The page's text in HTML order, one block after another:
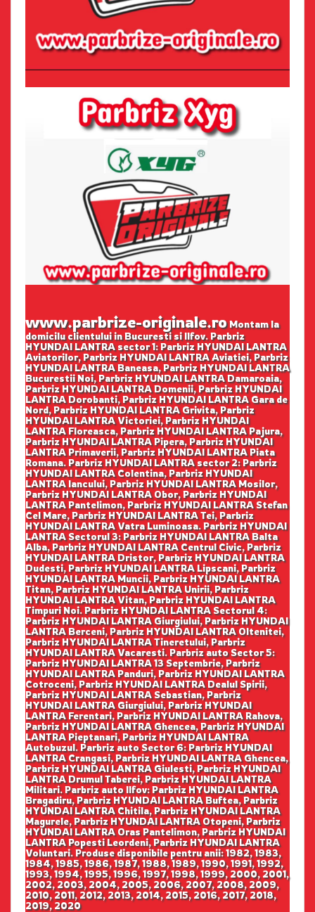
www.parbrize-originale.roMontam la
domicilu clientului in Bucuresti si Ilfov. Parbriz
HYUNDAI LANTRA sector 1: Parbriz HYUNDAI LANTRA
Aviatorilor, Parbriz HYUNDAI LANTRA Aviatiei, Parbriz
HYUNDAI LANTRA Baneasa, Parbriz HYUNDAI LANTRA
Bucurestii Noi, Parbriz HYUNDAI LANTRA Damaroaia,
Parbriz HYUNDAI LANTRA Domenii, Parbriz HYUNDAI
LANTRA Dorobanti, Parbriz HYUNDAI LANTRA Gara de
Nord, Parbriz HYUNDAI LANTRA Grivita, Parbriz
HYUNDAI LANTRA Victoriei, Parbriz HYUNDAI
LANTRA Floreasca, Parbriz HYUNDAI LANTRA Pajura,
Parbriz HYUNDAI LANTRA Pipera, Parbriz HYUNDAI
LANTRA Primaverii, Parbriz HYUNDAI LANTRA Piata
Romana. Parbriz HYUNDAI LANTRA sector 2: Parbriz
HYUNDAI LANTRA Colentina, Parbriz HYUNDAI
LANTRA Iancului, Parbriz HYUNDAI LANTRA Mosilor,
Parbriz HYUNDAI LANTRA Obor, Parbriz HYUNDAI
LANTRA Pantelimon, Parbriz HYUNDAI LANTRA Stefan
Cel Mare, Parbriz HYUNDAI LANTRA Tei, Parbriz
HYUNDAI LANTRA Vatra Luminoasa. Parbriz HYUNDAI
LANTRA Sectorul 3: Parbriz HYUNDAI LANTRA Balta
Alba, Parbriz HYUNDAI LANTRA Centrul Civic, Parbriz
HYUNDAI LANTRA Dristor, Parbriz HYUNDAI LANTRA
Dudesti, Parbriz HYUNDAI LANTRA Lipscani, Parbriz
HYUNDAI LANTRA Muncii, Parbriz HYUNDAI LANTRA
Titan, Parbriz HYUNDAI LANTRA Unirii, Parbriz
HYUNDAI LANTRA Vitan, Parbriz HYUNDAI LANTRA
Timpuri Noi. Parbriz HYUNDAI LANTRA Sectorul 4:
Parbriz HYUNDAI LANTRA Giurgiului, Parbriz HYUNDAI
LANTRA Berceni, Parbriz HYUNDAI LANTRA Oltenitei,
Parbriz HYUNDAI LANTRA Tineretului, Parbriz
HYUNDAI LANTRA Vacaresti. Parbriz auto Sector 5:
Parbriz HYUNDAI LANTRA 13 Septembrie, Parbriz
HYUNDAI LANTRA Panduri, Parbriz HYUNDAI LANTRA
Cotroceni, Parbriz HYUNDAI LANTRA Dealul Spirii,
Parbriz HYUNDAI LANTRA Sebastian, Parbriz
HYUNDAI LANTRA Giurgiului, Parbriz HYUNDAI
LANTRA Ferentari, Parbriz HYUNDAI LANTRA Rahova,
Parbriz HYUNDAI LANTRA Ghencea, Parbriz HYUNDAI
LANTRA Pieptanari, Parbriz HYUNDAI LANTRA
Autobuzul. Parbriz auto Sector 6: Parbriz HYUNDAI
LANTRA Crangasi, Parbriz HYUNDAI LANTRA Ghencea,
Parbriz HYUNDAI LANTRA Giulesti, Parbriz HYUNDAI
LANTRA Drumul Taberei, Parbriz HYUNDAI LANTRA
Militari. Parbriz auto Ilfov: Parbriz HYUNDAI LANTRA
Bragadiru, Parbriz HYUNDAI LANTRA Buftea, Parbriz
HYUNDAI LANTRA Chitila, Parbriz HYUNDAI LANTRA
Magurele, Parbriz HYUNDAI LANTRA Otopeni, Parbriz
HYUNDAI LANTRA Oras Pantelimon, Parbriz HYUNDAI
LANTRA Popesti Leordeni, Parbriz HYUNDAI LANTRA
Voluntari. Produse disponibile pentru anii: 1982, 1983,
1984, 1985, 1986, 1987, 1988, 1989, 1990, 1991, 1992,
1993, 1994, 1995, 1996, 1997, 1998, 1999, 2000, 2001,
2002, 2003, 2004, 2005, 2006, 2007, 2008, 2009,
2010, 2011, 2012, 2013, 2014, 2015, 2016, 2017, 2018,
2019, 2020